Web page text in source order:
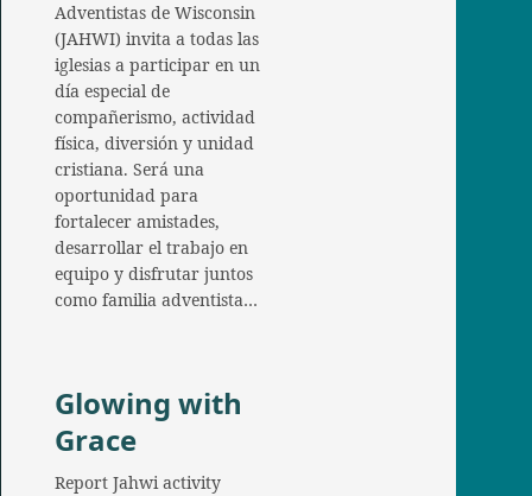
Adventistas de Wisconsin
(JAHWI) invita a todas las
iglesias a participar en un
día especial de
compañerismo, actividad
física, diversión y unidad
cristiana. Será una
oportunidad para
fortalecer amistades,
desarrollar el trabajo en
equipo y disfrutar juntos
como familia adventista…
Glowing with
Grace
Report Jahwi activity